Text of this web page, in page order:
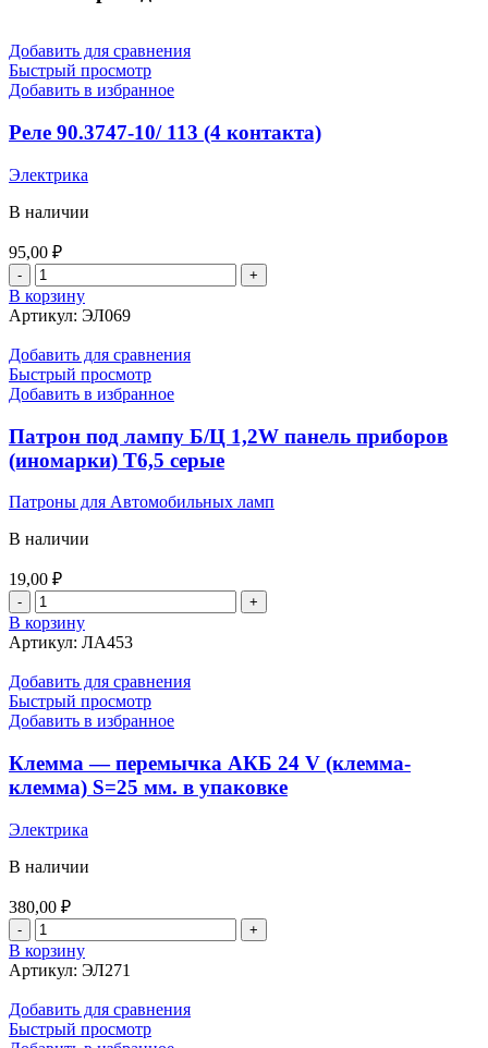
Добавить для сравнения
Быстрый просмотр
Добавить в избранное
Реле 90.3747-10/ 113 (4 контакта)
Электрика
В наличии
95,00 ₽
Количество
товара
Реле
90.3747-
10/
113
(4
В корзину
Артикул: ЭЛ069
Добавить для сравнения
Быстрый просмотр
Добавить в избранное
Патрон под лампу Б/Ц 1,2W панель приборов
(иномарки) Т6,5 серые
Патроны для Автомобильных ламп
В наличии
19,00 ₽
Количество
товара
Патрон
под
лампу
Б/
Ц
приборов
(иномарки)
серые
В корзину
Артикул: ЛА453
Добавить для сравнения
Быстрый просмотр
Добавить в избранное
Клемма — перемычка АКБ 24 V (клемма-
клемма) S=25 мм. в упаковке
Электрика
В наличии
380,00 ₽
Количество
товара
Клемма
перемычка
АКБ
24
В корзину
Артикул: ЭЛ271
Добавить для сравнения
Быстрый просмотр